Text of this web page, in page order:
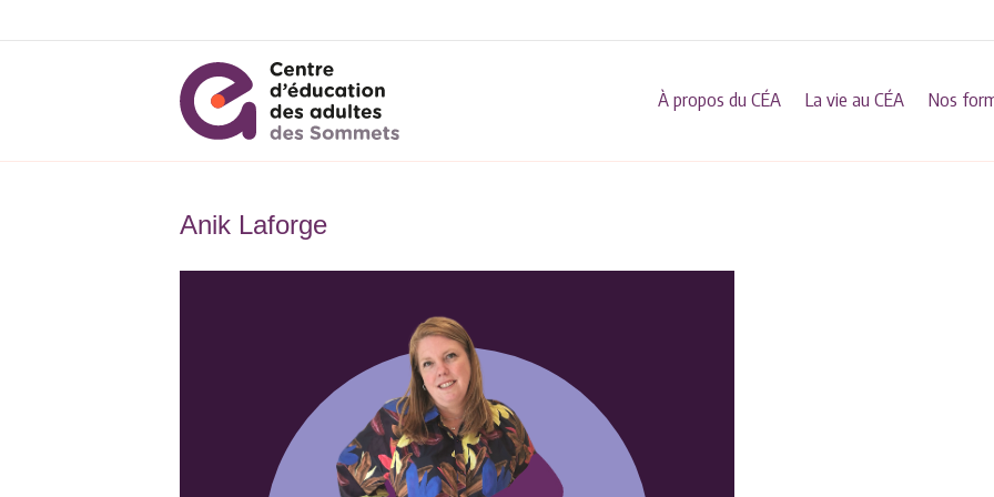
À propos du CÉA La vie au CÉA Nos
Anik Laforge